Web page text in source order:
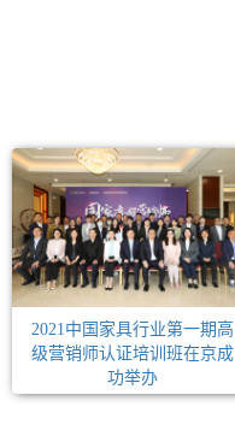
2021中国家具行业第一期高
级营销师认证培训班在京成
功举办